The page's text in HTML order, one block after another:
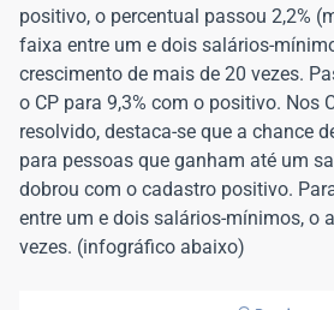
positivo, o percentual passou 2,2%
faixa entre um e dois salários-
crescimento de mais de 20 vezes.
o CP para 9,3% com o positivo. Nos
resolvido, destaca-se que a chance
para pessoas que ganham até um
dobrou com o cadastro positivo.
entre um e dois salários-mínimos, o
vezes. (infográfico abaixo)